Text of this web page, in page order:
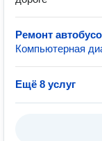
Ремонт
Компьютерная
Ещё 8 услуг